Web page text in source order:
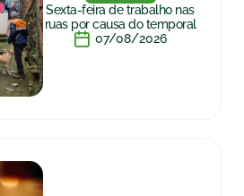
Sexta-feira de trabalho nas
ruas por causa do temporal
07/08/2026